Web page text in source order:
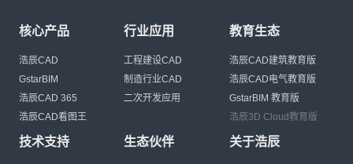
核心产品
浩辰CAD
GstarBIM
浩辰CAD 365
浩辰CAD看图王
行业应用
工程建设CAD
制造行业CAD
二次开发应用
教育生态
浩辰CAD建筑教育版
浩辰CAD电气教育版
GstarBIM 教育版
浩辰3D Cloud教育版
技术支持 生态伙伴 关于浩辰